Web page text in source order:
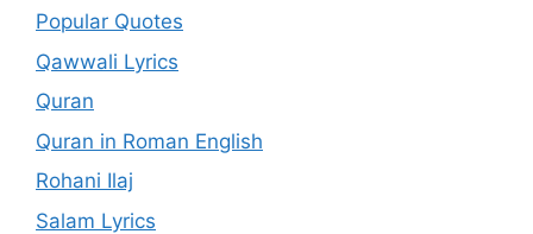
Popular Quotes
Qawwali Lyrics
Quran
Quran in Roman English
Rohani Ilaj
Salam Lyrics